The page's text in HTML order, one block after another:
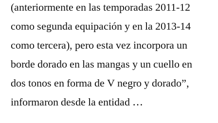
(anteriormente en las temporadas 2011-12
como segunda equipación y en la 2013-14
como tercera), pero esta vez incorpora un
borde dorado en las mangas y un cuello en
dos tonos en forma de V negro y dorado”,
informaron desde la entidad …